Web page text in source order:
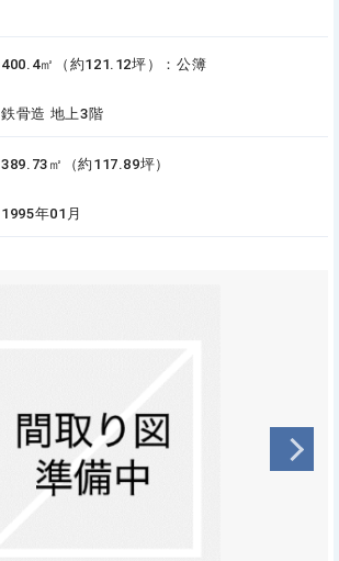
400.4㎡（約121.12坪）：公簿
鉄骨造 地上3階
389.73㎡（約117.89坪）
1995年01月